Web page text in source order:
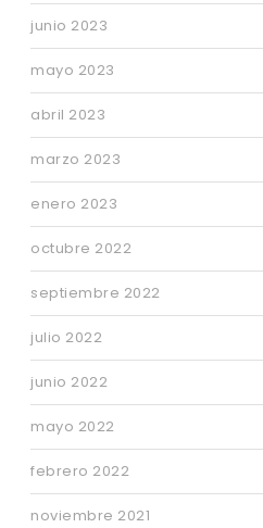
junio 2023
mayo 2023
abril 2023
marzo 2023
enero 2023
octubre 2022
septiembre 2022
julio 2022
junio 2022
mayo 2022
febrero 2022
noviembre 2021